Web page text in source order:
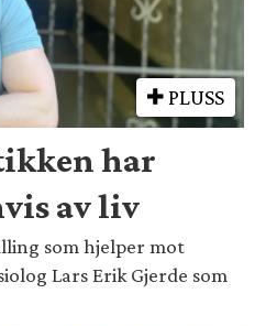
PLUSS
har
av liv
som hjelper mot
Lars Erik Gjerde som